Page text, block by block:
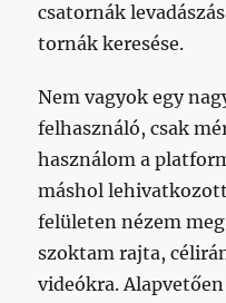
csatornák
tornák keresése.
Nem vagyok egy
felhasználó, csak
használom a
máshol
felületen nézem
szoktam rajta,
videókra.